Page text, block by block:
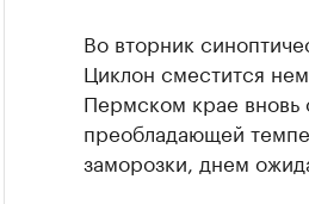
Во вторник
Циклон сместится
Пермском крае
преобладающей
заморозки, днем